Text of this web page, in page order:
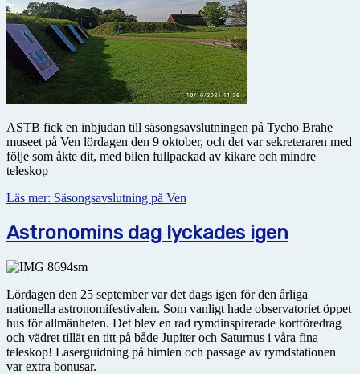
ASTB fick en inbjudan till säsongsavslutningen på Tycho Brahe
museet på Ven lördagen den 9 oktober, och det var sekreteraren med
följe som åkte dit, med bilen fullpackad av kikare och mindre
teleskop
Läs mer: Säsongsavslutning på Ven
Astronomins dag lyckades igen
Lördagen den 25 september var det dags igen för den årliga
nationella astronomifestivalen. Som vanligt hade observatoriet öppet
hus för allmänheten. Det blev en rad rymdinspirerade kortföredrag
och vädret tillät en titt på både Jupiter och Saturnus i våra fina
teleskop! Laserguidning på himlen och passage av rymdstationen
var extra bonusar.